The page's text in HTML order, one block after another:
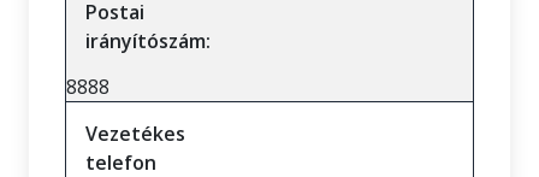
Postai
irányítószám:
8888
Vezetékes
telefon